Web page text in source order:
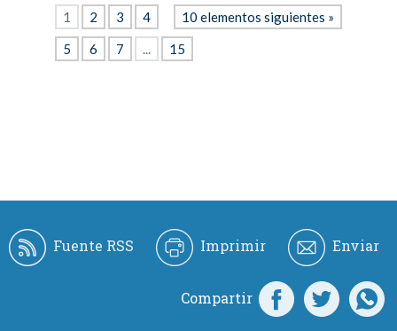
10 elementos siguientes »
1 2 3
4
5
6 7 ... 15
Fuente RSS Imprimir Enviar
Compartir